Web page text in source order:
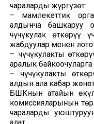
чараларды жүргүзөт:
– мамлекеттик
алдынча башкаруу
чүчүкулак өткөрүү
жабдуулар менен
– чүчүкулакты
аралык
– чүчүкулакты
алдын ала кабар
БШКнын атайын
комиссияларынын
чараларды